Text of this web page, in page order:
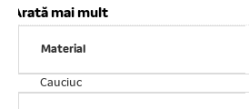
jocului;Stimulează interesul
să alerge, să prindă și să aducă
recomandată tuturor câinilor
în aer liber;Ușor de igienizat.
cm;Lungime sfoară: 36
Arată mai mult
Material
Cauciuc